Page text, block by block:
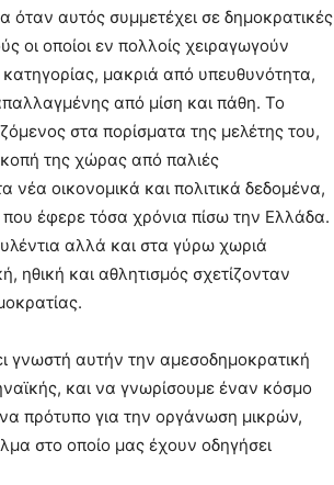
αυτός συμμετέχει σε δημοκρατικές
οι οποίοι εν πολλοίς χειραγωγούν
κατηγορίας, μακριά από υπευθυνότητα,
από μίση και πάθη. To
στα πορίσματα της μελέτης του,
της χώρας από παλιές
νέα οικονομικά και πολιτικά δεδομένα,
έφερε τόσα χρόνια πίσω την Ελλάδα.
αλλά και στα γύρω χωριά
ηθική και αθλητισμός σχετίζονταν
γνωστή αυτήν την αμεσοδημοκρατική
και να γνωρίσουμε έναν κόσμο
πρότυπο για την οργάνωση μικρών,
στο οποίο μας έχουν οδηγήσει